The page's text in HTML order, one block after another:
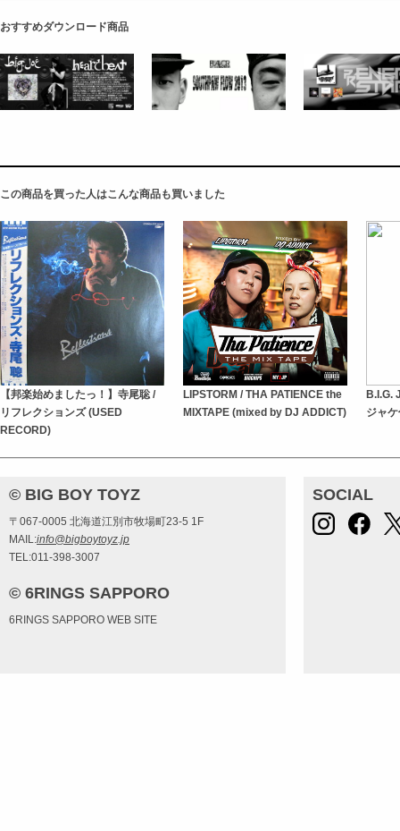
おすすめダウンロード商品
この商品を買った人はこんな商品も買いました
【邦楽始めましたっ！】寺尾聡 /
リフレクションズ (USED
RECORD)
LIPSTORM / THA PATIENCE the
MIXTAPE (mixed by DJ ADDICT)
B.I.G.
ジャ
© BIG BOY TOYZ
〒067-0005 北海道江別市牧場町23-5 1F
MAIL:info@bigboytoyz.jp
TEL:011-398-3007
© 6RINGS SAPPORO
6RINGS SAPPORO WEB SITE
SOCIAL